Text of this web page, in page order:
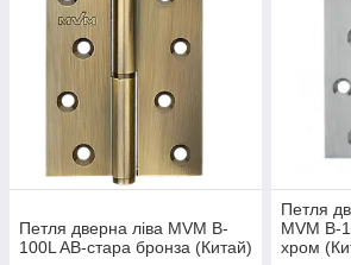
Петля дверна ліва MVM B-
100L AB-стара бронза (Китай)
Петля
MVM B-
хром